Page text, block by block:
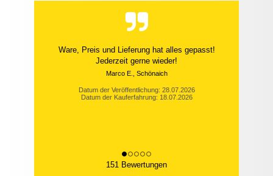
Ware, Preis und Lieferung hat alles gepasst!
Jederzeit gerne wieder!
Marco E., Schönaich
Datum der Veröffentlichung: 28.07.2026
Datum der Kauferfahrung: 18.07.2026
151 Bewertungen